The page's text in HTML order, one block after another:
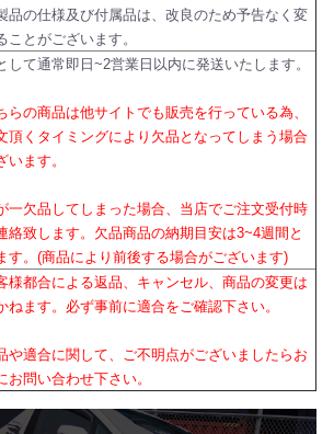
品の仕様及び付属品は、改良のため予告なく変
ことがございます。
して通常即日~2営業日以内に発送いたします。
らの商品は他サイトでも販売を行っている為、
頂くタイミングにより欠品となってしまう場合
います。
一欠品してしまった場合、当店でご注文受付時
絡致します。欠品商品の納期目安は3~4週間と
す。(商品により前後する場合がございます)
様都合による返品、キャンセル、商品の変更は
ねます。必ず事前に適合をご確認下さい。
や適合に関して、ご不明点がございましたらお
お問い合わせ下さい。